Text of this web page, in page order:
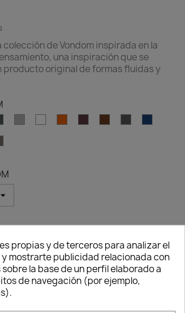
colección de Vondom inspirada en la
una inspiración que se
producto original de formas fluidas y
AÑADIR AL CARRITO favorite_border
propias y de terceros para analizar el
y mostrarte publicidad relacionada con
la base de un perfil elaborado a
de navegación (por ejemplo,